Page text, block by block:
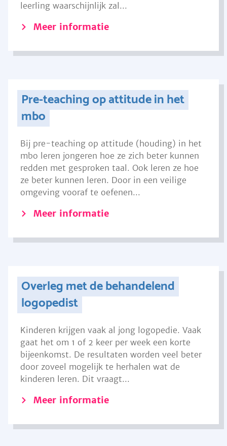
leerling waarschijnlijk zal...
Meer informatie
Pre-teaching op attitude in het
mbo
Bij pre-teaching op attitude (houding) in het
mbo leren jongeren hoe ze zich beter kunnen
redden met gesproken taal. Ook leren ze hoe
ze beter kunnen leren. Door in een veilige
omgeving vooraf te oefenen...
Meer informatie
Overleg met de behandelend
logopedist
Kinderen krijgen vaak al jong logopedie. Vaak
gaat het om 1 of 2 keer per week een korte
bijeenkomst. De resultaten worden veel beter
door zoveel mogelijk te herhalen wat de
kinderen leren. Dit vraagt...
Meer informatie